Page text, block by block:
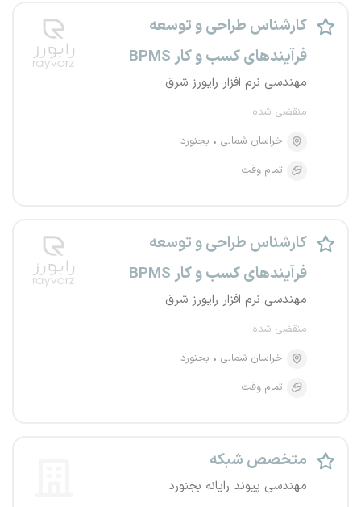
کارشناس طراحی و توسعه
فرآیندهای کسب و کار BPMS
مهندسی نرم افزار رایورز شرق
منقضی شده
خراسان شمالی
بجنورد
تمام وقت
کارشناس طراحی و توسعه
فرآیندهای کسب و کار BPMS
مهندسی نرم افزار رایورز شرق
منقضی شده
خراسان شمالی
بجنورد
تمام وقت
متخصص شبکه
مهندسی پیوند رایانه بجنورد